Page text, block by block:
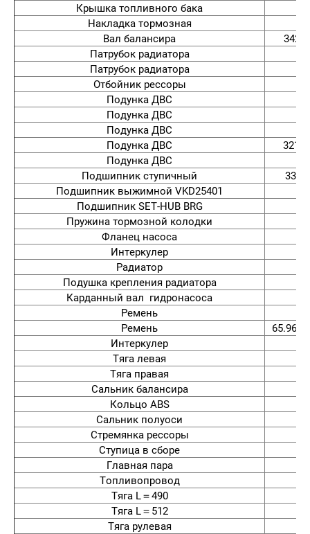
Крышка топливного бака
Накладка тормозная
Вал балансира
Патрубок радиатора
Патрубок радиатора
Отбойник рессоры
Подунка ДВС
Подунка ДВС
Подунка ДВС
Подунка ДВС
Подунка ДВС
Подшипник ступичный
Подшипник выжимной VKD25401
Подшипник SET-HUB BRG
Пружина тормозной колодки
Фланец насоса
Интеркулер
Радиатор
Подушка крепления радиатора
Карданный вал гидронасоса
Ремень
Ремень
Интеркулер
Тяга левая
Тяга правая
Сальник балансира
Кольцо ABS
Сальник полуоси
Стремянка рессоры
Ступица в сборе
Главная пара
Топливопровод
Тяга L＝490
Тяга L＝512
Тяга рулевая